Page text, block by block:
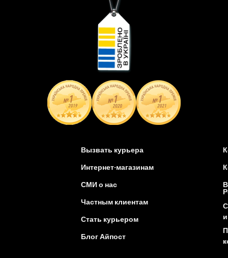
Вызвать курьера
Интернет-магазинам
СМИ о нас
Частным клиентам
Стать курьером
Блог Айпост